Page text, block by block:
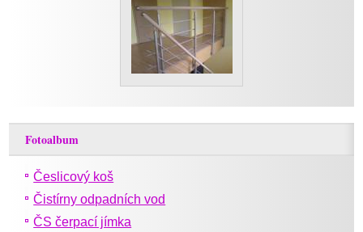
Fotoalbum
Česlicový koš
Čistírny odpadních vod
ČS čerpací jímka